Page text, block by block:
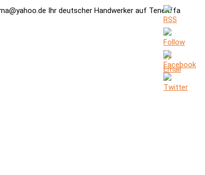
Ihr deutscher Handwerker auf Teneriffa